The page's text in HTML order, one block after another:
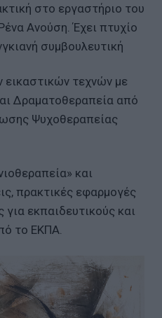
στο εργαστήριο του
Ανούση. Έχει πτυχίο
συμβουλευτική
τεχνών με
Δραματοθεραπεία από
Ψυχοθεραπείας
και
πρακτικές εφαρμογές
εκπαιδευτικούς και
το ΕΚΠΑ.